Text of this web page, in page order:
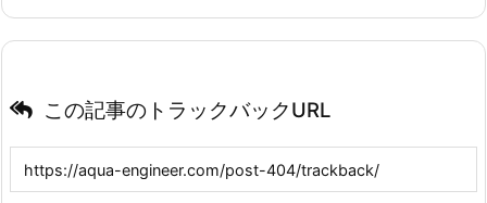
この記事のトラックバックURL